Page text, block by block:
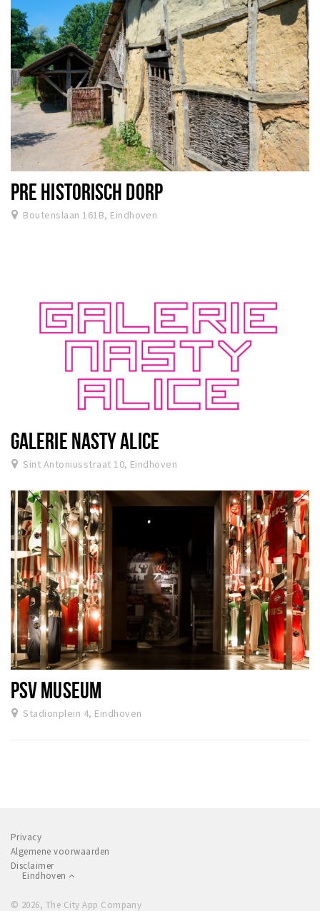
PRE HISTORISCH DORP
Boutenslaan 161B, Eindhoven
GALERIE NASTY ALICE
Sint Antoniusstraat 10, Eindhoven
PSV MUSEUM
Stadionplein 4, Eindhoven
Privacy
Algemene voorwaarden
Disclaimer
Eindhoven
© 2026, The City App Company